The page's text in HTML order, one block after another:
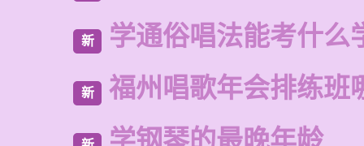
新 学通俗唱法能考什么
新 福州唱歌年会排练班
学钢琴的最晚年龄